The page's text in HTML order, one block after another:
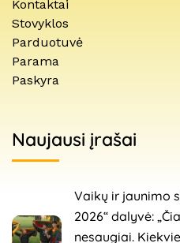
Kontaktai
Stovyklos
Parduotuvė
Parama
Paskyra
Naujausi įrašai
Vaikų ir jaunimo
2026“ dalyvė:
nesaugiai.